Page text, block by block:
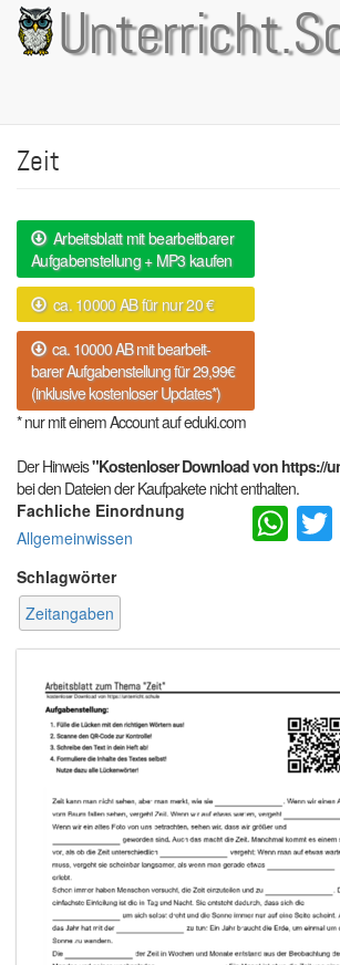
Direkt
zum
Inhalt
Zeit
Arbeitsblatt mit bearbeitbarer
Aufgabenstellung + MP3 kaufen
ca. 10000 AB für nur 20 €
ca. 10000 AB mit bearbeit-
barer Aufgabenstellung für 29,99€
(inklusive kostenloser Updates*)
* nur mit einem Account auf eduki.com
Der Hinweis"Kostenloser Download von https://
bei den Dateien der Kaufpakete nicht enthalten.
Fachliche Einordnung
Allgemeinwissen
Schlagwörter
Zeitangaben